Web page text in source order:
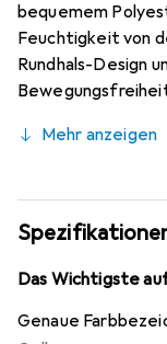
bequemem
Feuchtigkeit von
Rundhals-Design
Mehr anzeigen
Das Wichtigste
Genaue